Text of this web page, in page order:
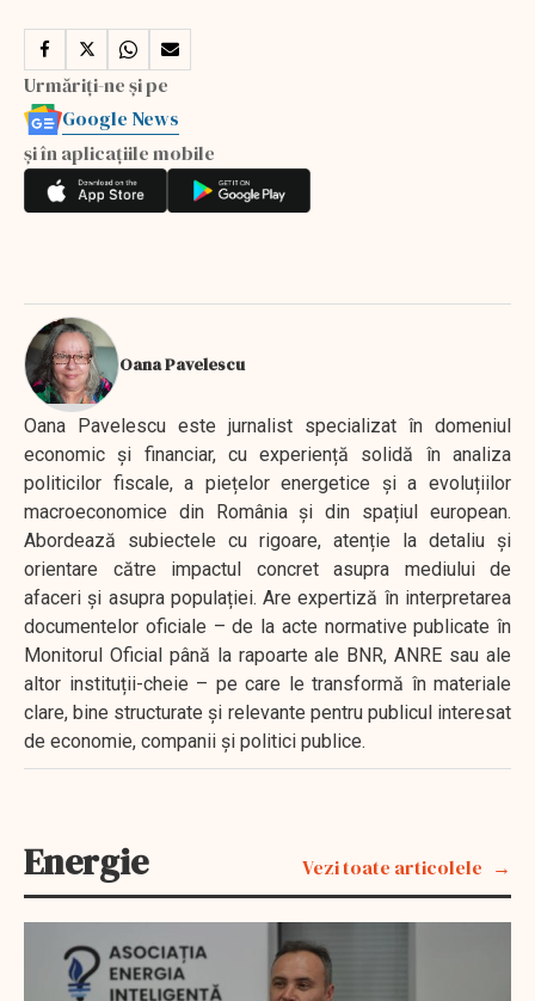
Urmăriți-ne și pe
Google News
și în aplicațiile mobile
Oana Pavelescu
Oana Pavelescu este jurnalist specializat în domeniul
economic și financiar, cu experiență solidă în analiza
politicilor fiscale, a piețelor energetice și a evoluțiilor
macroeconomice din România și din spațiul european.
Abordează subiectele cu rigoare, atenție la detaliu și
orientare către impactul concret asupra mediului de
afaceri și asupra populației. Are expertiză în interpretarea
documentelor oficiale – de la acte normative publicate în
Monitorul Oficial până la rapoarte ale BNR, ANRE sau ale
altor instituții-cheie – pe care le transformă în materiale
clare, bine structurate și relevante pentru publicul interesat
de economie, companii și politici publice.
Energie Vezi toate articolele